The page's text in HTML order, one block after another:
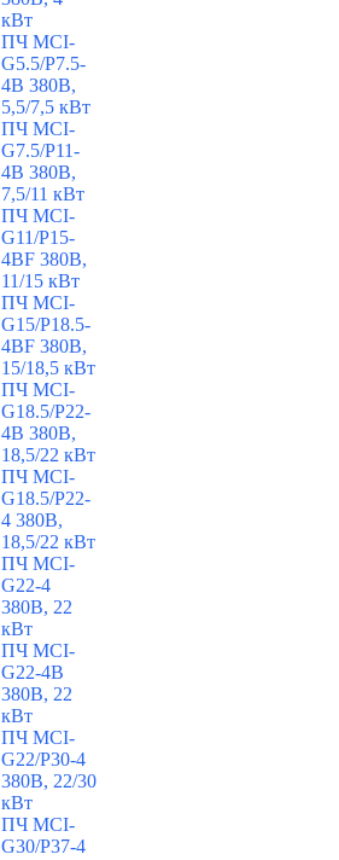
кВт
ПЧ MCI-
G5.5/Р7.5-
4B 380В,
5,5/7,5 кВт
ПЧ MCI-
G7.5/P11-
4B 380В,
7,5/11 кВт
ПЧ MCI-
G11/P15-
4BF 380В,
11/15 кВт
ПЧ MCI-
G15/P18.5-
4BF 380В,
15/18,5 кВт
ПЧ MCI-
G18.5/P22-
4B 380В,
18,5/22 кВт
ПЧ MCI-
G18.5/P22-
4 380В,
18,5/22 кВт
ПЧ MCI-
G22-4
380В, 22
кВт
ПЧ MCI-
G22-4B
380В, 22
кВт
ПЧ MCI-
G22/P30-4
380В, 22/30
кВт
ПЧ MCI-
G30/P37-4